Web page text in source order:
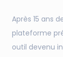
Après 15 ans
plateforme
outil devenu